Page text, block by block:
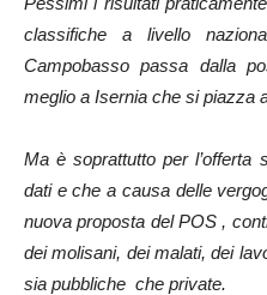
classifiche a livello
Campobasso passa dalla
meglio a Isernia che si piazza
Ma è soprattutto per l’offerta
dati e che a causa delle
nuova proposta del POS ,
dei molisani, dei malati, dei
sia pubbliche che private.